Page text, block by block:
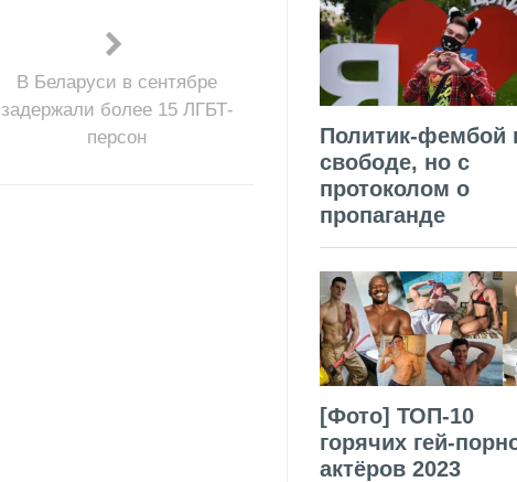
В Беларуси в сентябре
задержали более 15 ЛГБТ-
персон
Политик-фембой
свободе, но с
протоколом о
пропаганде
[Фото] ТОП-10
горячих гей-
актёров 2023